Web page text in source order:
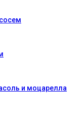
и моцарелла